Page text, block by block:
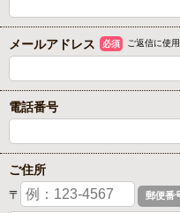
メールアドレス 必須 ご返信に使用
電話番号
ご住所
〒